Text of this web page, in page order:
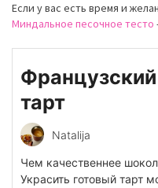
Если у вас есть время и
Миндальное песочное тесто
тарт
Natalija
Чем качественнее
Украсить готовый тарт